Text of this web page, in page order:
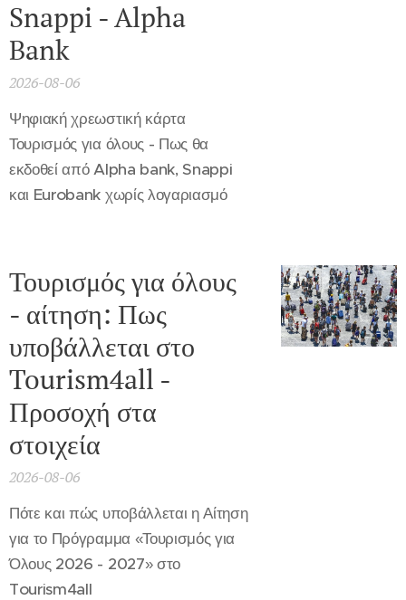
Snappi - Alpha
Bank
2026-08-06
Ψηφιακή χρεωστική κάρτα
Τουρισμός για όλους - Πως θα
εκδοθεί από Alpha bank, Snappi
και Eurobank χωρίς λογαριασμό
Τουρισμός για όλους
- αίτηση: Πως
υποβάλλεται στο
Tourism4all -
Προσοχή στα
στοιχεία
2026-08-06
Πότε και πώς υποβάλλεται η Αίτηση
για το Πρόγραμμα «Τουρισμός για
Όλους 2026 - 2027» στο
Tourism4all